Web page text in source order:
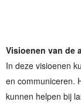
Visioenen van de
In deze visioenen
en communiceren.
kunnen helpen bij